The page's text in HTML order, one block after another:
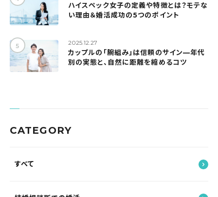
ハイスペック女子の定義や特徴とは？モテな
い理由＆婚活成功の5つのポイント
2025.12.27
カップルの「腕組み」は信頼のサイン—年代
別の実態と、自然に距離を縮めるコツ
CATEGORY
すべて